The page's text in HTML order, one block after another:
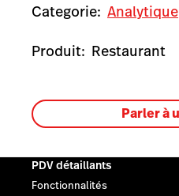
Categorie: Analytique
Produit: Restaurant
Parler à
PDV détaillants
Fonctionnalités